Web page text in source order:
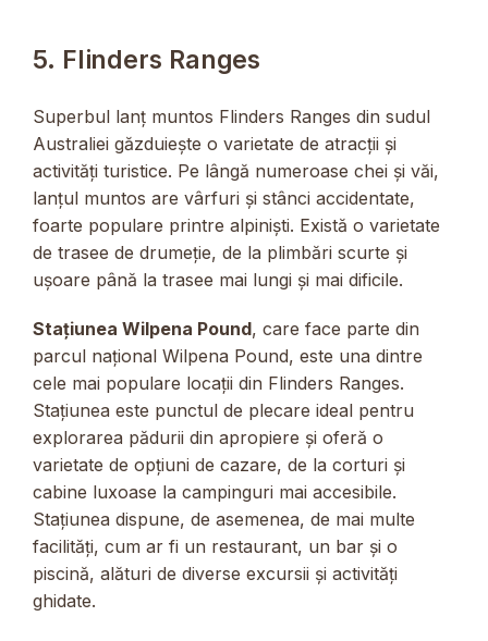
5. Flinders Ranges
Superbul lanț muntos Flinders Ranges din sudul
Australiei găzduiește o varietate de atracții și
activități turistice. Pe lângă numeroase chei și văi,
lanțul muntos are vârfuri și stânci accidentate,
foarte populare printre alpiniști. Există o varietate
de trasee de drumeție, de la plimbări scurte și
ușoare până la trasee mai lungi și mai dificile.
Stațiunea Wilpena Pound, care face parte din
parcul național Wilpena Pound, este una dintre
cele mai populare locații din Flinders Ranges.
Stațiunea este punctul de plecare ideal pentru
explorarea pădurii din apropiere și oferă o
varietate de opțiuni de cazare, de la corturi și
cabine luxoase la campinguri mai accesibile.
Stațiunea dispune, de asemenea, de mai multe
facilități, cum ar fi un restaurant, un bar și o
piscină, alături de diverse excursii și activități
ghidate.